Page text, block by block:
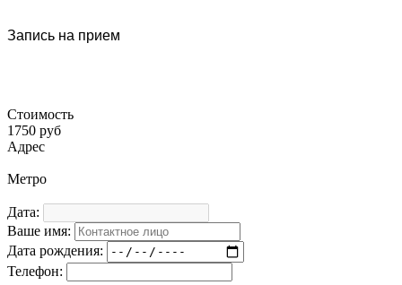
Запись на прием
Стоимость
1750 руб
Адрес
Метро
Дата:
Ваше имя:
Дата рождения:
Телефон: